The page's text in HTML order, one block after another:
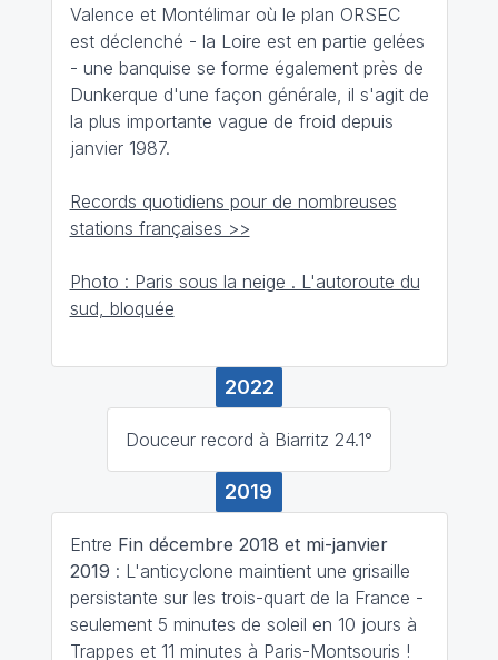
Valence et Montélimar où le plan ORSEC
est déclenché - la Loire est en partie gelées
- une banquise se forme également près de
Dunkerque d'une façon générale, il s'agit de
la plus importante vague de froid depuis
janvier 1987.
Records quotidiens pour de nombreuses
stations françaises >>
Photo : Paris sous la neige . L'autoroute du
sud, bloquée
2022
Douceur record à Biarritz 24.1°
2019
Entre Fin décembre 2018 et mi-janvier
2019 : L'anticyclone maintient une grisaille
persistante sur les trois-quart de la France -
seulement 5 minutes de soleil en 10 jours à
Trappes et 11 minutes à Paris-Montsouris !